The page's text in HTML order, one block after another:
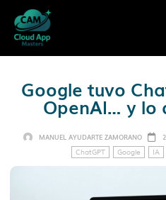
Google tuvo
OpenAI… y lo
MANUEL AYUDARTE ZAMORANO
ChatGPT Google IA